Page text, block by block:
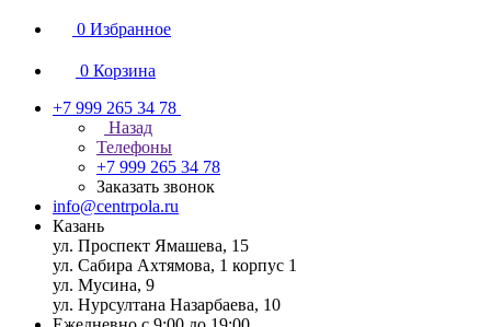
0 Избранное
0 Корзина
+7 999 265 34 78
Назад
Телефоны
+7 999 265 34 78
Заказать звонок
info@centrpola.ru
Казань
ул. Проспект Ямашева, 15
ул. Сабира Ахтямова, 1 корпус 1
ул. Мусина, 9
ул. Нурсултана Назарбаева, 10